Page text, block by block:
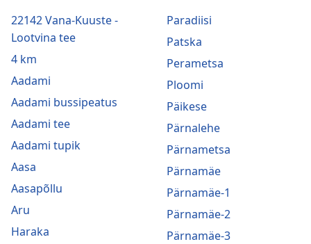
22142 Vana-Kuuste -
Lootvina tee
4 km
Aadami
Aadami bussipeatus
Aadami tee
Aadami tupik
Aasa
Aasapõllu
Aru
Haraka
Paradiisi
Patska
Perametsa
Ploomi
Päikese
Pärnalehe
Pärnametsa
Pärnamäe
Pärnamäe-1
Pärnamäe-2
Pärnamäe-3